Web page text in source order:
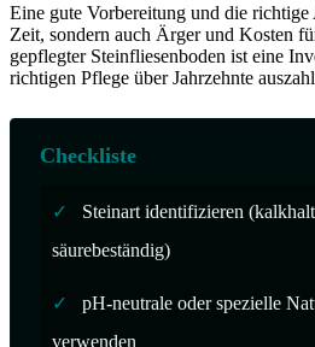
Eine gute Vorbereitung und die
Zeit, sondern auch Ärger und Kosten
gepflegter Steinfliesenboden ist eine
richtigen Pflege über Jahrzehnte
Checkliste
✓
Steinart identifizieren
säurebeständig)
✓
pH-neutrale oder spezielle
verwenden